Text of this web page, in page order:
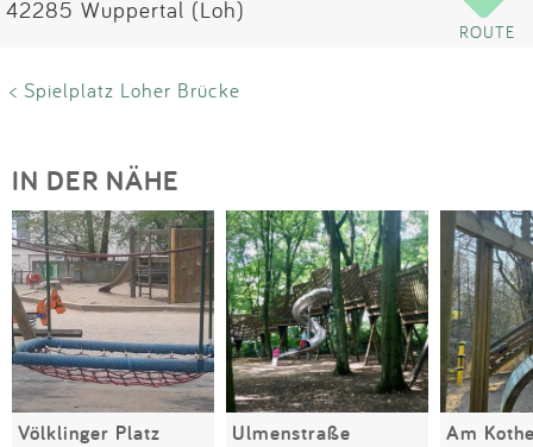
42285 Wuppertal (Loh)
ROUTE
< Spielplatz Loher Brücke
IN DER NÄHE
Völklinger Platz Ulmenstraße Am